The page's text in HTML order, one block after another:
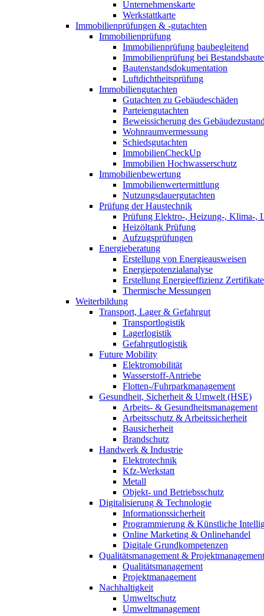
Unternehmenskarte
Werkstattkarte
Immobilienprüfungen & -gutachten
Immobilienprüfung
Immobilienprüfung baubegleitend
Immobilienprüfung bei
Bautenstandsdokumentation
Luftdichtheitsprüfung
Immobiliengutachten
Gutachten zu Gebäudeschäden
Parteiengutachten
Beweissicherung des
Wohnraumvermessung
Schiedsgutachten
ImmobilienCheckUp
Immobilien Hochwasserschutz
Immobilienbewertung
Immobilienwertermittlung
Nutzungsdauergutachten
Prüfung der Haustechnik
Prüfung Elektro-, Heizung-, Klima-,
Heizöltank Prüfung
Aufzugsprüfungen
Energieberatung
Erstellung von Energieausweisen
Energiepotenzialanalyse
Erstellung Energieeffizienz Zertifikate
Thermische Messungen
Weiterbildung
Transport, Lager & Gefahrgut
Transportlogistik
Lagerlogistik
Gefahrgutlogistik
Future Mobility
Elektromobilität
Wasserstoff-Antriebe
Flotten-/Fuhrparkmanagement
Gesundheit, Sicherheit & Umwelt (HSE)
Arbeits- & Gesundheitsmanagement
Arbeitsschutz & Arbeitssicherheit
Bausicherheit
Brandschutz
Handwerk & Industrie
Elektrotechnik
Kfz-Werkstatt
Metall
Objekt- und Betriebsschutz
Digitalisierung & Technologie
Informationssicherheit
Programmierung & Künstliche
Online Marketing & Onlinehandel
Digitale Grundkompetenzen
Qualitätsmanagement & Projektmanagement
Qualitätsmanagement
Projektmanagement
Nachhaltigkeit
Umweltschutz
Umweltmanagement